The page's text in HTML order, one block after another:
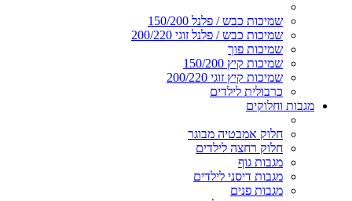
שמיכות כבש / פלנל 150/200
שמיכות כבש / פלנל זוגי 200/220
שמיכות פוך
שמיכות קיץ 150/200
שמיכות קיץ זוגי 200/220
כרבולית לילדים
מגבות וחלוקים
חלוק אמבטיה מבוגר
חלוק רחצה לילדים
מגבות גוף
מגבות דיסני לילדים
מגבות פנים